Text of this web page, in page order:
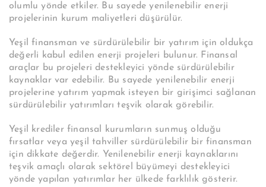
olumlu yönde etkiler. Bu sayede yenilenebilir enerji
projelerinin kurum maliyetleri düşürülür.
Yeşil finansman ve sürdürülebilir bir yatırım için oldukça
değerli kabul edilen enerji projeleri bulunur. Finansal
araçlar bu projeleri destekleyici yönde sürdürülebilir
kaynaklar var edebilir. Bu sayede yenilenebilir enerji
projelerine yatırım yapmak isteyen bir girişimci sağlanan
sürdürülebilir yatırımları teşvik olarak görebilir.
Yeşil krediler finansal kurumların sunmuş olduğu
fırsatlar veya yeşil tahviller sürdürülebilir bir finansman
için dikkate değerdir. Yenilenebilir enerji kaynaklarını
teşvik amaçlı olarak sektörel büyümeyi destekleyici
yönde yapılan yatırımlar her ülkede farklılık gösterir.